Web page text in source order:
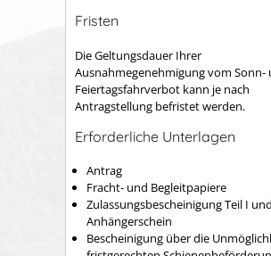
Fristen
Die Geltungsdauer Ihrer
Ausnahmegenehmigung vom Sonn-
Feiertagsfahrverbot kann je nach
Antragstellung befristet werden.
Erforderliche Unterlagen
Antrag
Fracht- und Begleitpapiere
Zulassungsbescheinigung Teil I und
Anhängerschein
Bescheinigung über die